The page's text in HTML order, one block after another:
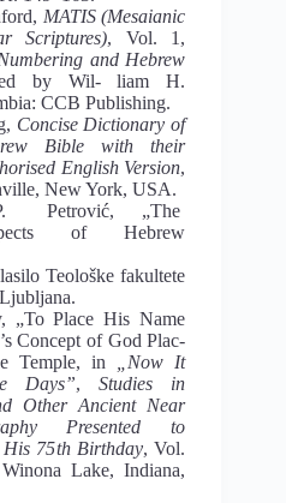
MATIS (Mesaianic
Scriptures), Vol. 1,
and Hebrew
by Wil- liam H.
CCB Publishing.
Concise Dictionary of
Bible with their
English Version,
New York, USA.
Petrović, „The
of Hebrew
Teološke fakultete
„To Place His Name
Concept of God Plac-
Temple, in
„Now It
Days”,Studies in
Other Ancient Near
Presented to
His 75th Birthday, Vol.
Lake, Indiana,